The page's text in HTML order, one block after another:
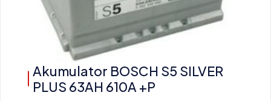
Akumulator BOSCH S5 SILVER
PLUS 63AH 610A +P